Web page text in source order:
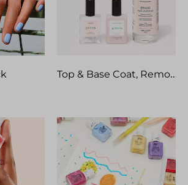
Top & Base Coat, Remover